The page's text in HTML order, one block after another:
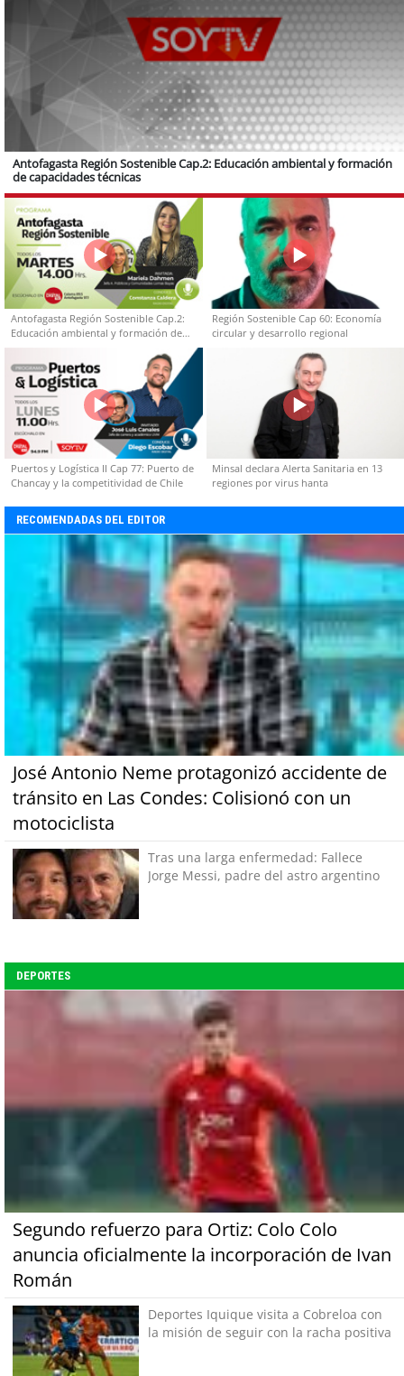
Antofagasta Región Sostenible Cap.2: Educación ambiental y formación
de capacidades técnicas
Antofagasta Región Sostenible Cap.2:
Educación ambiental y formación de
capacidades técnicas
Región Sostenible Cap 60: Economía
circular y desarrollo regional
Puertos y Logística II Cap 77: Puerto de
Chancay y la competitividad de Chile
Minsal declara Alerta Sanitaria en 13
regiones por virus hanta
RECOMENDADAS DEL EDITOR
José Antonio Neme protagonizó accidente de
tránsito en Las Condes: Colisionó con un
motociclista
Tras una larga enfermedad: Fallece
Jorge Messi, padre del astro argentino
DEPORTES
Segundo refuerzo para Ortiz: Colo Colo
anuncia oficialmente la incorporación de Ivan
Román
Deportes Iquique visita a Cobreloa con
la misión de seguir con la racha positiva